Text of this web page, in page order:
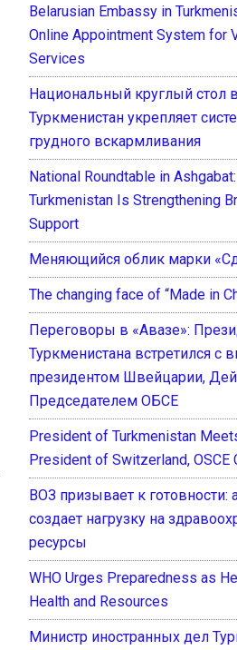
Belarusian Embassy in
Online Appointment System for
Services
Национальный круглый стол
Туркменистан укрепляет
грудного вскармливания
National Roundtable in
Turkmenistan Is Strengthening
Support
Меняющийся облик марки
The changing face of “Made in
Переговоры в «Авазе»:
Туркменистана встретился с
президентом Швейцарии,
Председателем ОБСЕ
President of Turkmenistan
President of Switzerland, OSCE
ВОЗ призывает к готовности:
создает нагрузку на
ресурсы
WHO Urges Preparedness as
Health and Resources
Министр иностранных дел